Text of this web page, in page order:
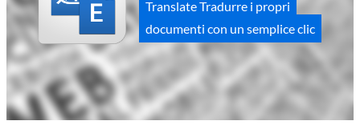
Translate Tradurre i propri
documenti con un semplice clic